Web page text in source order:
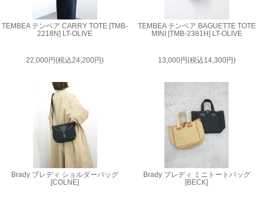
TEMBEA テンベア CARRY TOTE [TMB-
2218N] LT-OLIVE
22,000円(税込24,200円)
TEMBEA テンベア BAGUETTE TOTE
MINI [TMB-2381H] LT-OLIVE
13,000円(税込14,300円)
Brady ブレディ ショルダーバッグ
[COLNE]
Brady ブレディ ミニトートバッグ
[BECK]